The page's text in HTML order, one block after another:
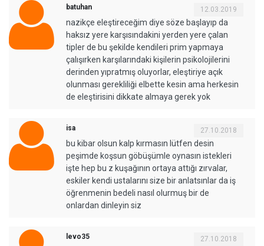
batuhan 12.03.2019
nazikçe eleştireceğim diye söze başlayıp da
haksız yere karşısındakini yerden yere çalan
tipler de bu şekilde kendileri prim yapmaya
çalışırken karşılarındaki kişilerin psikolojilerini
derinden yıpratmış oluyorlar, eleştiriye açık
olunması gerekliliği elbette kesin ama herkesin
de eleştirisini dikkate almaya gerek yok
isa 27.10.2018
bu kibar olsun kalp kırmasın lütfen desin
peşimde koşsun göbüşümle oynasın istekleri
işte hep bu z kuşağının ortaya attığı zırvalar,
eskiler kendi ustalarını size bir anlatsınlar da iş
öğrenmenin bedeli nasıl olurmuş bir de
onlardan dinleyin siz
levo35 27.10.2018